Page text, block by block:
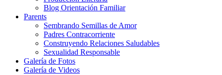
Blog Orientación Familiar
Parents
Sembrando Semillas de Amor
Padres Contracorriente
Construyendo Relaciones Saludables
Sexualidad Responsable
Galería de Fotos
Galería de Videos